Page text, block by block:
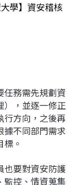
學】資安稽核
任務需先規劃資
），並逐一修正
行方向，之後再
據不同部門需求
。
也要對資安防護
監控、情資蒐集